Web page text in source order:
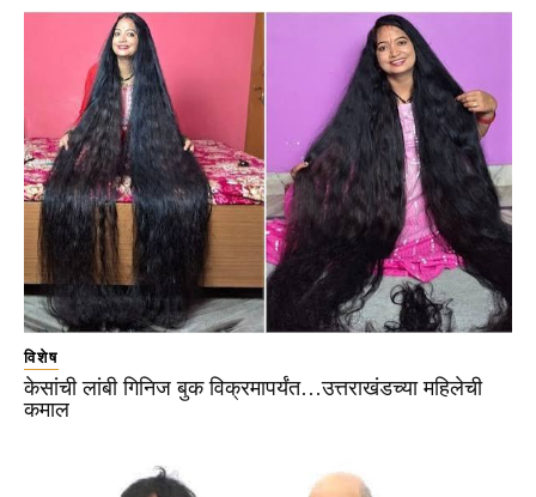
विशेष
केसांची लांबी गिनिज बुक विक्रमापर्यंत…उत्तराखंडच्या महिलेची
कमाल